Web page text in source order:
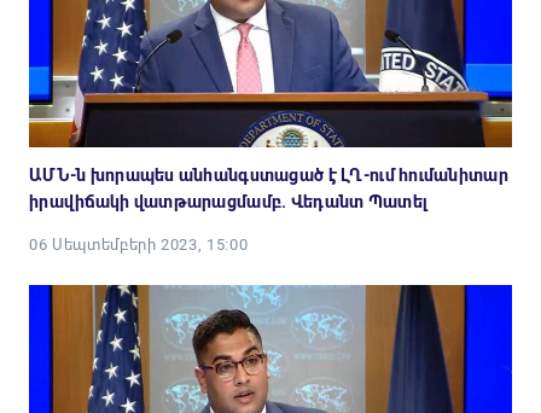
ԱՄՆ-ն խորապես անհանգստացած է ԼՂ-ում հումանիտար
իրավիճակի վատթարացմամբ. Վեդանտ Պատել
06 Սեպտեմբերի 2023, 15:00